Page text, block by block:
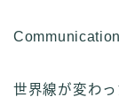
世界線が変わ